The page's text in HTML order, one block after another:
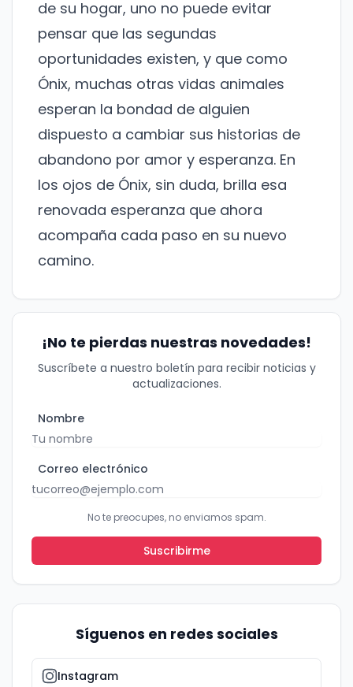
de su hogar, uno no puede evitar
pensar que las segundas
oportunidades existen, y que como
Ónix, muchas otras vidas animales
esperan la bondad de alguien
dispuesto a cambiar sus historias de
abandono por amor y esperanza. En
los ojos de Ónix, sin duda, brilla esa
renovada esperanza que ahora
acompaña cada paso en su nuevo
camino.
¡No te pierdas nuestras novedades!
Suscríbete a nuestro boletín para recibir noticias y
actualizaciones.
Nombre
Correo electrónico
No te preocupes, no enviamos spam.
Suscribirme
Síguenos en redes sociales
Instagram
noticias y actualizaciones.
Nombre
Correo electrónico
No te preocupes, no enviamos spam.
Cerrar Suscribirme